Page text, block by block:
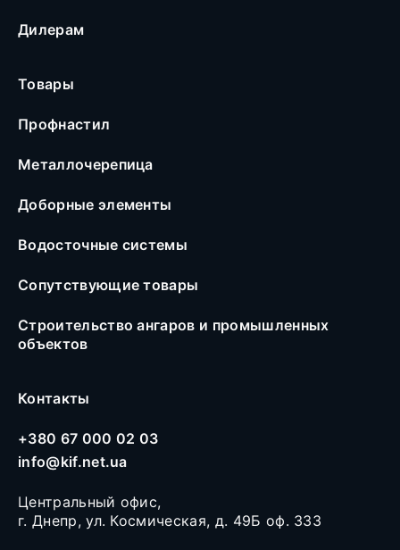
Дилерам
Товары
Профнастил
Металлочерепица
Доборные элементы
Водосточные системы
Сопутствующие товары
Строительство ангаров и промышленных
объектов
Контакты
+380 67 000 02 03
info@kif.net.ua
Центральный офис,
г. Днепр, ул. Космическая, д. 49Б оф. 333